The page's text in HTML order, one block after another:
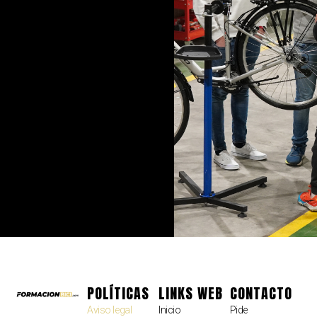
POLÍTICAS
Aviso legal
LINKS WEB
Inicio
CONTACTO
Pide